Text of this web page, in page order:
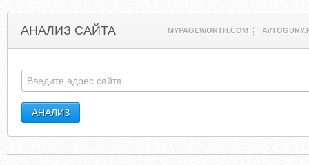
АНАЛИЗ САЙТА MYPAGEWORTH.COM